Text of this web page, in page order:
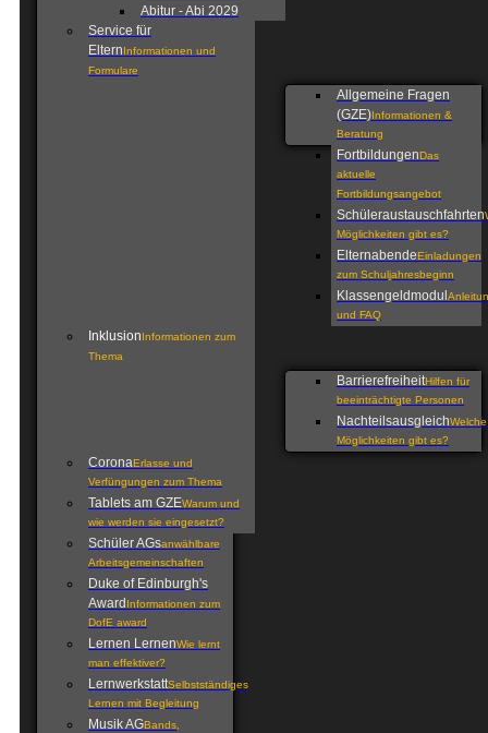
Abitur - Abi 2029
Service für
ElternInformationen und
Formulare
Allgemeine Fragen
(GZE)Informationen &
Beratung
FortbildungenDas
aktuelle
Fortbildungsangebot
Schüleraustauschfahrten
Möglichkeiten gibt es?
ElternabendeEinladungen
zum Schuljahresbeginn
Klassengeldmodul
und FAQ
InklusionInformationen zum
Thema
BarrierefreiheitHilfen für
beeinträchtigte Personen
NachteilsausgleichWelche
Möglichkeiten gibt es?
CoronaErlasse und
Verfüngungen zum Thema
Tablets am GZEWarum und
wie werden sie eingesetzt?
Schüler AGsanwählbare
Arbeitsgemeinschaften
Duke of Edinburgh's
Award Informationen zum
DofE award
Lernen LernenWie lernt
man effektiver?
LernwerkstattSelbstständiges
Lernen mit Begleitung
Musik AGBands,